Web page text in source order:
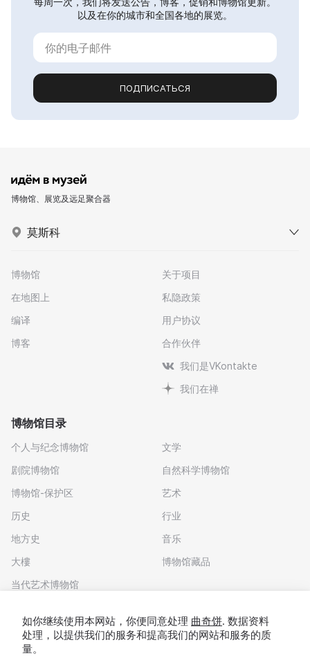
以及在你的城市和全国各地的展览。
ПОДПИСАТЬСЯ
博物馆、展览及远足聚合器
莫斯科
博物馆
在地图上
编译
博客
关于项目
私隐政策
用户协议
合作伙伴
我们是VKontakte
我们在禅
博物馆目录
个人与纪念博物馆
剧院博物馆
博物馆-保护区
历史
地方史
大樓
当代艺术博物馆
文学
自然科学博物馆
艺术
行业
音乐
博物馆藏品
如你继续使用本网站，你便同意处理 曲奇饼. 数据资料
处理，以提供我们的服务和提高我们的网站和服务的质
量。